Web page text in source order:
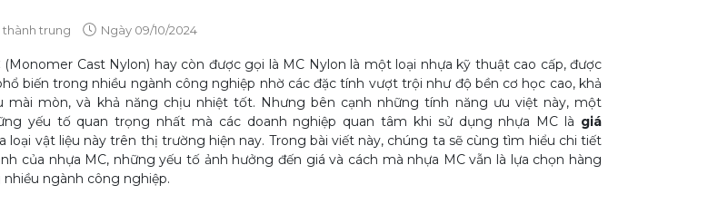
thành trung Ngày 09/10/2024
(Monomer Cast Nylon) hay còn được gọi là MC Nylon là một loại nhựa kỹ thuật cao cấp, được
biến trong nhiều ngành công nghiệp nhờ các đặc tính vượt trội như độ bền cơ học cao, khả
mài mòn, và khả năng chịu nhiệt tốt. Nhưng bên cạnh những tính năng ưu việt này, một
yếu tố quan trọng nhất mà các doanh nghiệp quan tâm khi sử dụng nhựa MC là giá
loại vật liệu này trên thị trường hiện nay. Trong bài viết này, chúng ta sẽ cùng tìm hiểu chi tiết
của nhựa MC, những yếu tố ảnh hưởng đến giá và cách mà nhựa MC vẫn là lựa chọn hàng
ngành công nghiệp.